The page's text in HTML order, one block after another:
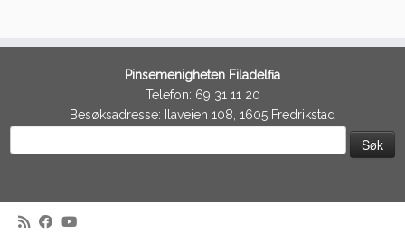
Pinsemenigheten Filadelfia
Telefon: 69 31 11 20
Besøksadresse: Ilaveien 108, 1605 Fredrikstad
etter: